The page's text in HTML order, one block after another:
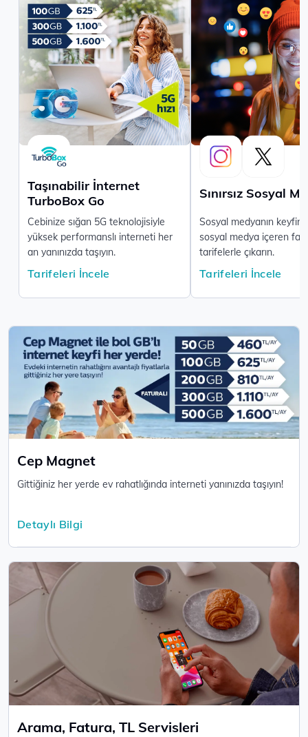
Taşınabilir İnternet
TurboBox Go
Cebinize sığan 5G teknolojisiyle
yüksek performanslı interneti her
an yanınızda taşıyın.
Tarifeleri İncele
Sınırsız Sosyal
Sosyal medyanın keyfini
sosyal medya içeren
tarifelerle çıkarın.
Tarifeleri İncele
Cep Magnet
Gittiğiniz her yerde ev rahatlığında interneti yanınızda taşıyın!
Detaylı Bilgi
Arama, Fatura, TL Servisleri